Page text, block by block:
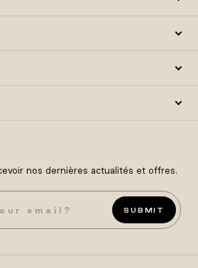
nos dernières actualités et offres.
SUBMIT